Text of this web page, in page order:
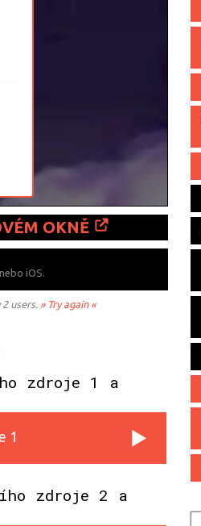
OKNĚ
iOS.
users. » Try again «
zdroje 1 a
1
zdroje 2 a